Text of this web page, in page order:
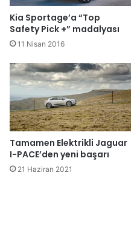
Kia Sportage’a “Top
Safety Pick +” madalyası
11 Nisan 2016
Tamamen Elektrikli Jaguar
I-PACE’den yeni başarı
21 Haziran 2021